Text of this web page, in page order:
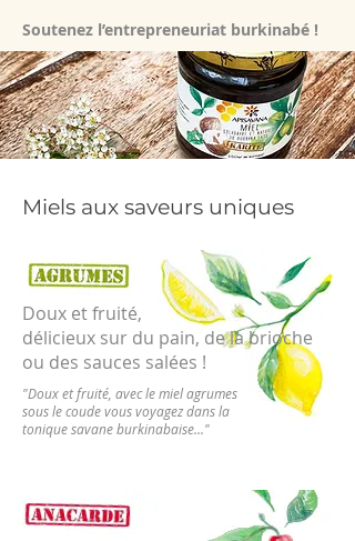
Soutenez l’entrepreneuriat burkinabé !
Miels aux saveurs uniques
Doux et fruité,
délicieux sur du pain, de la brioche
ou des sauces salées !
"Doux et fruité, avec le miel agrumes
sous le coude vous voyagez dans la
tonique savane burkinabaise..."